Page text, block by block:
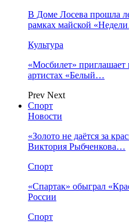
В Доме Лосева прошла
рамках майской
Культура
«Мосбилет» приглашает
артистах «Белый…
Prev Next
Спорт
Новости
«Золото не даётся за
Виктория Рыбченкова…
Спорт
«Спартак» обыграл
России
Спорт